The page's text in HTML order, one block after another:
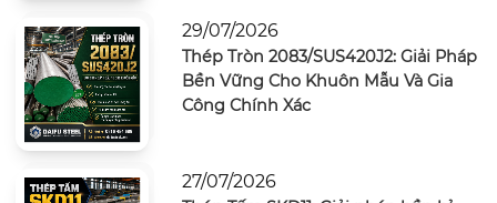
29/07/2026
Thép Tròn 2083/SUS420J2: Giải Pháp
Bền Vững Cho Khuôn Mẫu Và Gia
Công Chính Xác
27/07/2026